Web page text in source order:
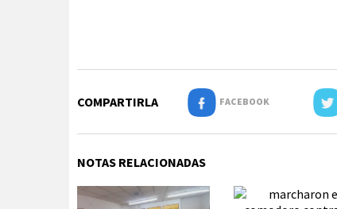
COMPARTIRLA FACEBOOK
NOTAS RELACIONADAS